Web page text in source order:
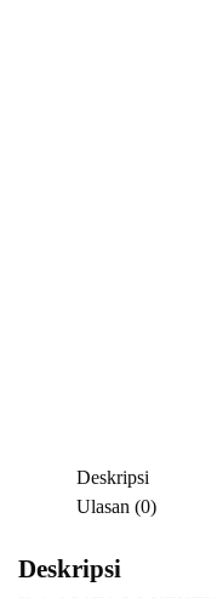
Deskripsi
Ulasan (0)
Deskripsi